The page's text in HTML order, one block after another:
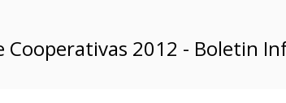
Cooperativas 2012 - Boletin